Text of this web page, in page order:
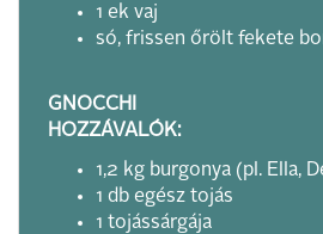
1 ek vaj
só, frissen őrölt fekete
GNOCCHI
HOZZÁVALÓK:
1,2 kg burgonya (pl. Ella,
1 db egész tojás
1 tojássárgája